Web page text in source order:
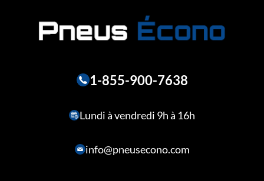
1-855-900-7638
Lundi à vendredi 9h à 16h
info@pneusecono.com